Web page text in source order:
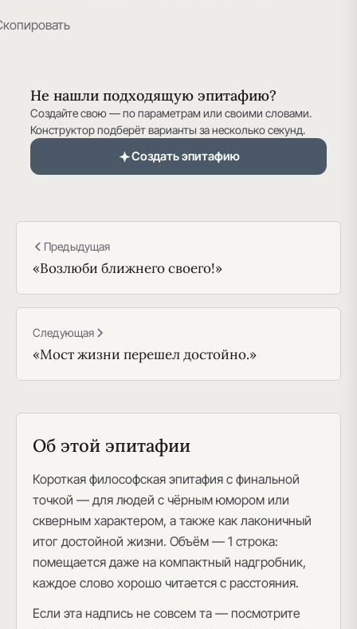
Не нашли подходящую эпитафию?
Создайте свою — по параметрам или своими словами.
Конструктор подберёт варианты за несколько секунд.
Создать эпитафию
Предыдущая
«Возлюби ближнего своего!»
Следующая
«Мост жизни перешел достойно.»
Об этой эпитафии
Короткая философская эпитафия с финальной
точкой — для людей с чёрным юмором или
скверным характером, а также как лаконичный
итог достойной жизни. Объём — 1 строка:
помещается даже на компактный надгробник,
каждое слово хорошо читается с расстояния.
Если эта надпись не совсем та — посмотрите